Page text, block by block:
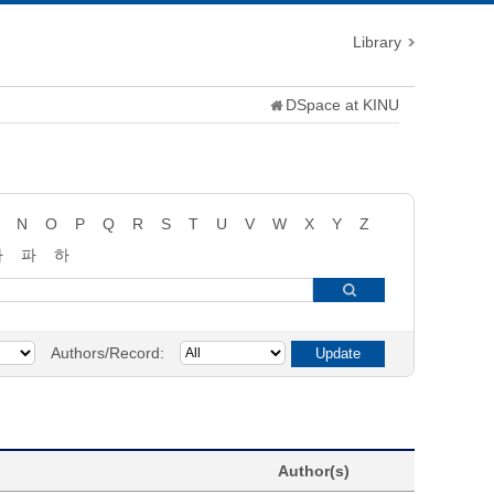
Library
DSpace at KINU
N O P Q R S T U V W X Y
Z
파
하
Authors/Record:
Author(s)